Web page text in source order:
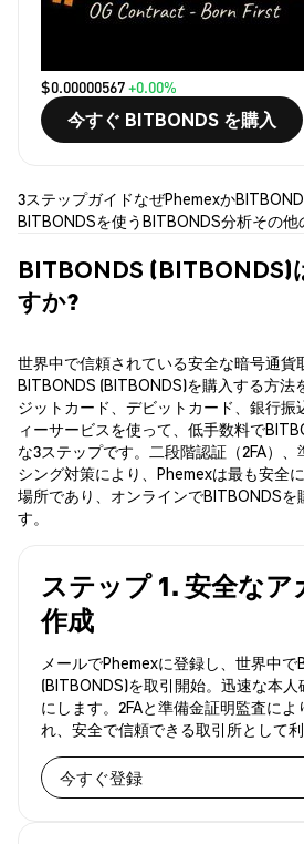
$0.00000567+0.00%
今すぐ BITBONDS を購入
3ステップガイドなぜPhemexか
BITBONDSを使うBITBONDS分析その他
BITBONDS (BITBONDS)
すか?
世界中で信頼されている安全な暗号通貨
BITBONDS (BITBONDS)を購入する方法
ジットカード、デビットカード、銀行振
ィーサービスを使って、低手数料で
な3ステップです。二段階認証（2FA）
シング対策により、Phemexは最も安全
場所であり、オンラインでBITBONDS
す。
ステップ 1. 安全なア
作成
メールでPhemexに登録し、世界中で
(BITBONDS)を取引開始。迅速な本
にします。2FAと準備金証明監査によ
れ、安全で信頼できる取引所として利
今すぐ登録